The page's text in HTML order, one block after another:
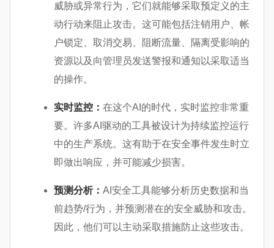
威胁或异常行为，它们就能够采取预定义的主
动行动来阻止攻击。这可能包括注销用户、 帐
户锁定、取消交易、阻断流量、隔离受影响的
资源以及向管理员发送警报和通知以采取适当
的操作。
实时监控： 在这个AI的时代，实时监控非常重
要。许多AI驱动的工具被设计为持续监控运行
中的生产系统。这有助于在安全事件发生时立
即做出响应，并可能减少损害。
预测分析： AI安全工具能够分析历史数据和当
前趋势/行为，并预测潜在的安全威胁和攻击。
因此，他们可以主动采取措施防止这些攻击。